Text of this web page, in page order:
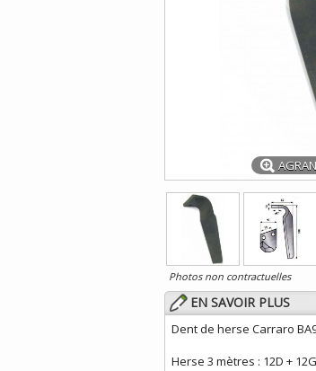
Photos non contractuelles
EN SAVOIR PLUS
Dent de herse Carraro
Herse 3 mètres : 12D + 12G